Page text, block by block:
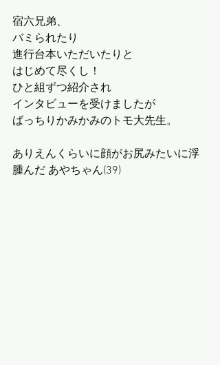
宿六兄弟、
バミられたり
進行台本いただいたりと
はじめて尽くし！
ひと組ずつ紹介され
インタビューを受けましたが
ばっちりかみかみのトモ大先生。
ありえんくらいに顔がお尻みたいに浮
腫んだ あやちゃん(39)